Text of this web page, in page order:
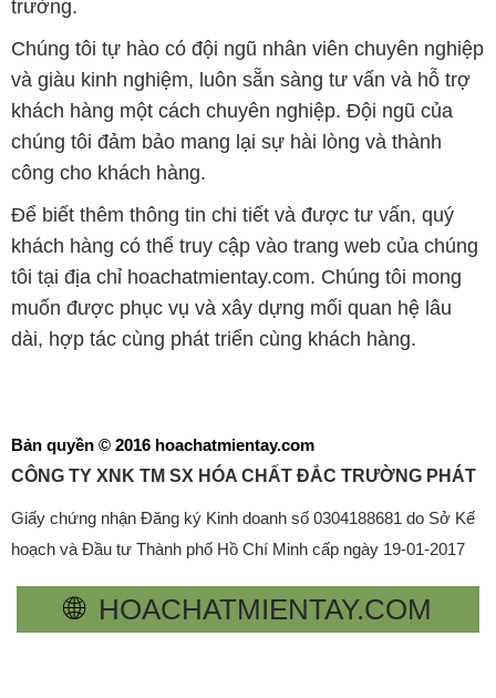
trường.
Chúng tôi tự hào có đội ngũ nhân viên chuyên nghiệp
và giàu kinh nghiệm, luôn sẵn sàng tư vấn và hỗ trợ
khách hàng một cách chuyên nghiệp. Đội ngũ của
chúng tôi đảm bảo mang lại sự hài lòng và thành
công cho khách hàng.
Để biết thêm thông tin chi tiết và được tư vấn, quý
khách hàng có thể truy cập vào trang web của chúng
tôi tại địa chỉ hoachatmientay.com. Chúng tôi mong
muốn được phục vụ và xây dựng mối quan hệ lâu
dài, hợp tác cùng phát triển cùng khách hàng.
Bản quyền © 2016 hoachatmientay.com
CÔNG TY XNK TM SX HÓA CHẤT ĐẮC TRƯỜNG PHÁT
Giấy chứng nhận Đăng ký Kinh doanh số 0304188681 do Sở Kế
hoạch và Đầu tư Thành phố Hồ Chí Minh cấp ngày 19-01-2017
🌐 HOACHATMIENTAY.COM